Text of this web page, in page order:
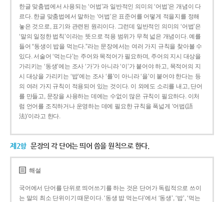
한글 맞춤법에서 사용되는 ‘어법’과 일반적인 의미의 ‘어법’은 개념이 다
르다. 한글 맞춤법에서 말하는 ‘어법’은 표준어를 어떻게 적을지를 정해
놓은 것으로, 표기와 관련된 원리이다. 그런데 일반적인 의미의 ‘어법’은
‘말의 일정한 법칙’이라는 뜻으로 적용 범위가 무척 넓은 개념이다. 예를
들어 “동생이 밥을 먹는다.”라는 문장에서는 여러 가지 규칙을 찾아볼 수
있다. 서술어 ‘먹는다’는 주어와 목적어가 필요하며, 주어의 지시 대상을
가리키는 ‘동생’에는 조사 ‘가’가 아니라 ‘이’가 붙어야 하고, 목적어의 지
시 대상을 가리키는 ‘밥’에는 조사 ‘를’이 아니라 ‘을’이 붙어야 한다는 등
의 여러 가지 규칙이 적용되어 있는 것이다. 이 외에도 소리를 내고, 단어
를 만들고, 문장을 사용하는 데에는 수없이 많은 규칙이 필요하다. 이처
럼 언어를 조직하거나 운영하는 데에 필요한 규칙을 폭넓게 ‘어법(語
法)’이라고 한다.
제2항 문장의 각 단어는 띄어 씀을 원칙으로 한다.
해설
국어에서 단어를 단위로 띄어쓰기를 하는 것은 단어가 독립적으로 쓰이
는 말의 최소 단위이기 때문이다. ‘동생 밥 먹는다’에서 ‘동생’, ‘밥’, ‘먹는